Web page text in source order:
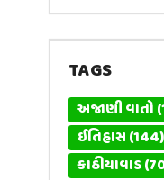
TAGS
અજાણી વાતો
ઈતિહાસ(144)
કાઠીયાવાડ